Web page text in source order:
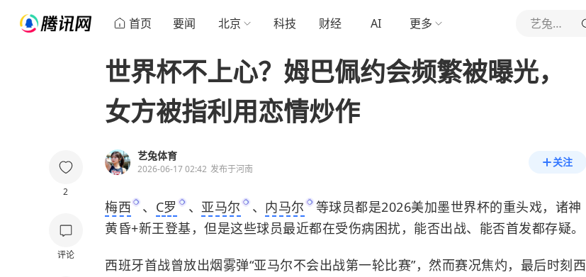
首页 要闻 北京 科技 财经 AI 更多 艺兔体育
2
评论
世界杯不上心？姆巴佩约会频繁被曝光，
女方被指利用恋情炒作
艺兔体育
2026-06-17 02:42 发布于河南
关注
梅西 、 C罗 、 亚马尔 、 内马尔
等球员都是2026美加墨世界杯的重头戏，诸神
黄昏+新王登基，但是这些球员最近都在受伤病困扰，能否出战、能否首发都存疑。
西班牙首战曾放出烟雾弹“亚马尔不会出战第一轮比赛”，然而赛况焦灼，最后时刻西